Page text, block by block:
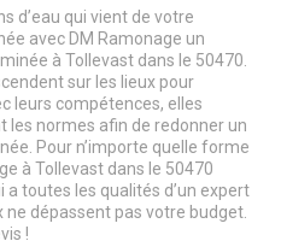
d’eau qui vient de votre
avec DM Ramonage un
à Tollevast dans le 50470.
sur les lieux pour
leurs compétences, elles
les normes afin de redonner un
Pour n’importe quelle forme
à Tollevast dans le 50470
toutes les qualités d’un expert
ne dépassent pas votre budget.
!